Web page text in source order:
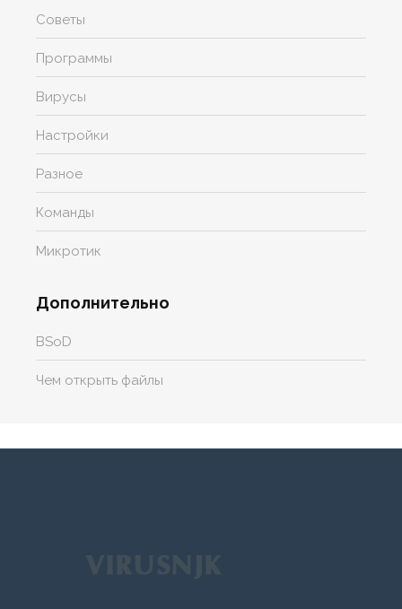
Советы
Программы
Вирусы
Настройки
Разное
Команды
Микротик
Дополнительно
BSoD
Чем открыть файлы